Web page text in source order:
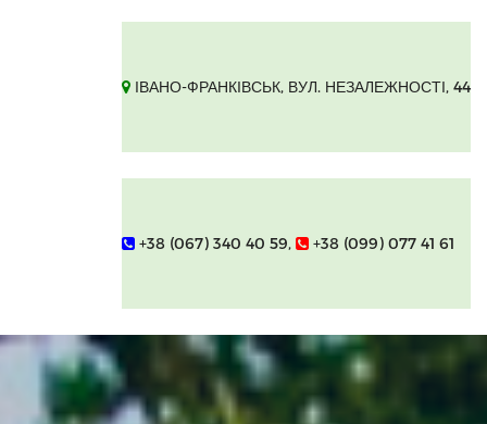
ІВАНО-ФРАНКІВСЬК, ВУЛ. НЕЗАЛЕЖНОСТІ, 44
+38 (067) 340 40 59, +38 (099) 077 41 61
умови угоди